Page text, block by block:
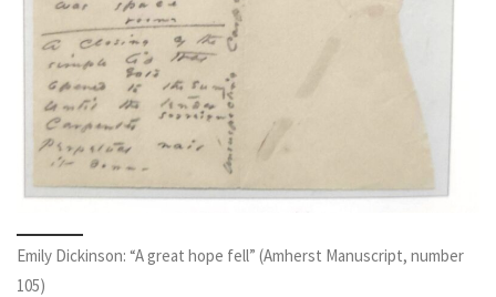
Emily Dickinson: “A great hope fell” (Amherst Manuscript, number
105)